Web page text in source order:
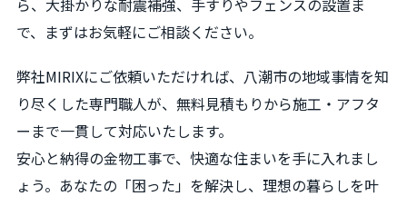
で、まずはお気軽にご相談ください。
弊社MIRIXにご依頼いただければ、八潮市の地域事情を知
り尽くした専門職人が、無料見積もりから施工・アフタ
ーまで一貫して対応いたします。
安心と納得の金物工事で、快適な住まいを手に入れまし
ょう。あなたの「困った」を解決し、理想の暮らしを叶